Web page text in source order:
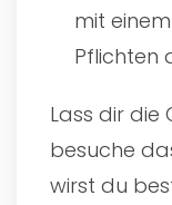
mit
Pflichten
Lass dir die
besuche
wirst du